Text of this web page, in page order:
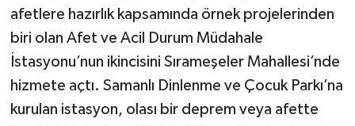
afetlere hazırlık kapsamında örnek projelerinden
biri olan Afet ve Acil Durum Müdahale
İstasyonu’nun ikincisini Sırameşeler Mahallesi’nde
hizmete açtı. Samanlı Dinlenme ve Çocuk Parkı’na
kurulan istasyon, olası bir deprem veya afette